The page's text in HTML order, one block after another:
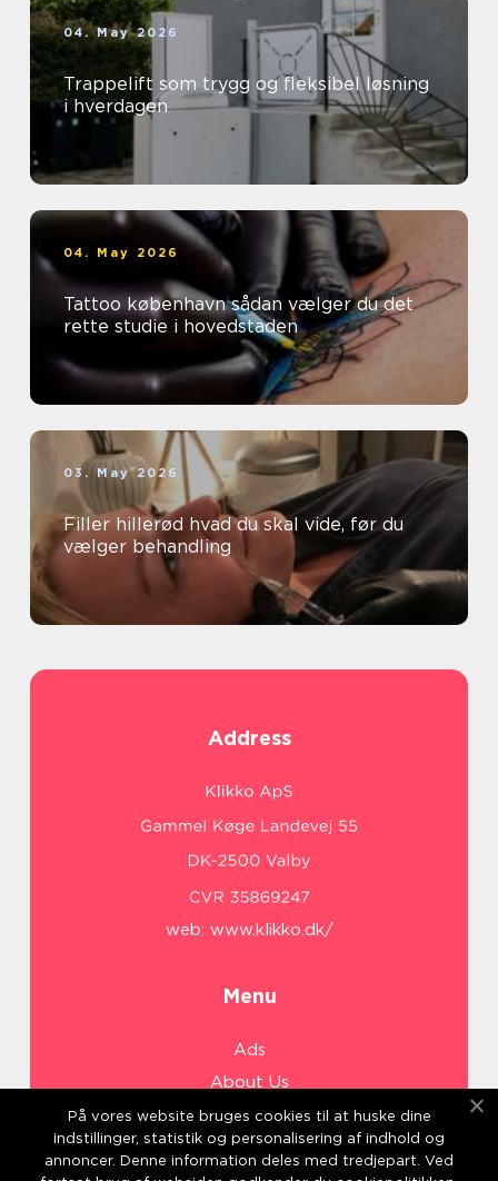
04. May 2026
Trappelift som trygg og fleksibel løsning
i hverdagen
04. May 2026
Tattoo københavn sådan vælger du det
rette studie i hovedstaden
03. May 2026
Filler hillerød hvad du skal vide, før du
vælger behandling
Address
web: www.klikko.dk/
Menu
Ads
About Us
Cookies
Contact
På vores website bruges cookies til at huske dine
indstillinger, statistik og personalisering af indhold og
annoncer. Denne information deles med tredjepart. Ved